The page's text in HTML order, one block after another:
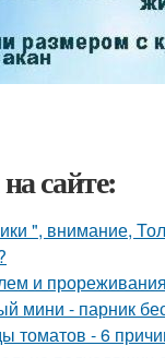
сайте:
", внимание,
и
мини - парник
томатов - 6